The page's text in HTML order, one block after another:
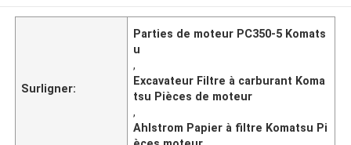
Surligner:
Parties de moteur PC350-5 Komats
u
,
Excavateur Filtre à carburant Koma
tsu Pièces de moteur
,
Ahlstrom Papier à filtre Komatsu Pi